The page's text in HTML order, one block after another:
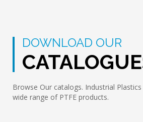
DOWNLOAD OUR
Browse Our ​​catalogs. Industrial
wide range of PTFE products.